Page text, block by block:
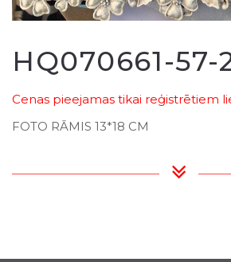
HQ070661-57-
Cenas pieejamas tikai reģistrētiem
FOTO RĀMIS 13*18 CM